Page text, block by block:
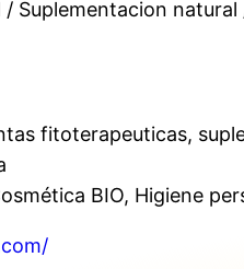
Suplementacion
fitoterapeuticas,
BIO, Higiene